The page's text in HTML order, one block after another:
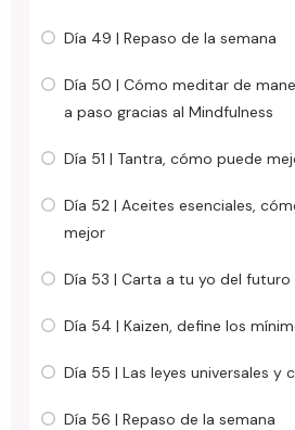
Día 49 | Repaso de la semana
Día 50 | Cómo meditar de
a paso gracias al Mindfulness
Día 51 | Tantra, cómo puede
Día 52 | Aceites esenciales,
mejor
Día 53 | Carta a tu yo del futuro
Día 54 | Kaizen, define los
Día 55 | Las leyes universales y
Día 56 | Repaso de la semana